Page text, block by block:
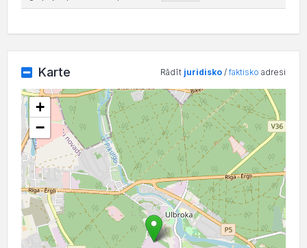
Karte Rādīt juridisko /faktisko adresi
+
−